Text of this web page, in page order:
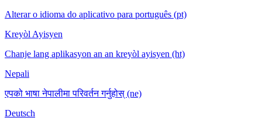
Alterar o idioma do aplicativo para português (pt)
Kreyòl Ayisyen
Chanje lang aplikasyon an an kreyòl ayisyen (ht)
Nepali
एपको भाषा नेपालीमा परिवर्तन गर्नुहोस् (ne)
Deutsch